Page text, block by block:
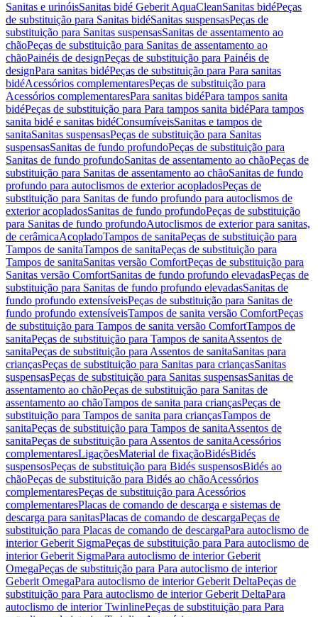
Sanitas e urinóisSanitas bidé Geberit AquaCleanSanitas bidéPeças
de substituição para Sanitas bidéSanitas suspensasPeças de
substituição para Sanitas suspensasSanitas de assentamento ao
chãoPeças de substituição para Sanitas de assentamento ao
chãoPainéis de designPeças de substituição para Painéis de
designPara sanitas bidéPeças de substituição para Para sanitas
bidéAcessórios complementaresPeças de substituição para
Acessórios complementaresPara sanitas bidéPara tampos sanita
bidéPeças de substituição para Para tampos sanita bidéPara tampos
sanita bidé e sanitas bidéConsumíveisSanitas e tampos de
sanitaSanitas suspensasPeças de substituição para Sanitas
suspensasSanitas de fundo profundoPeças de substituição para
Sanitas de fundo profundoSanitas de assentamento ao chãoPeças de
substituição para Sanitas de assentamento ao chãoSanitas de fundo
profundo para autoclismos de exterior acopladosPeças de
substituição para Sanitas de fundo profundo para autoclismos de
exterior acopladosSanitas de fundo profundoPeças de substituição
para Sanitas de fundo profundoAutoclismos de exterior para sanitas,
de cerâmicaAcopladoTampos de sanitaPeças de substituição para
Tampos de sanitaTampos de sanitaPeças de substituição para
Tampos de sanitaSanitas versão ComfortPeças de substituição para
Sanitas versão ComfortSanitas de fundo profundo elevadasPeças de
substituição para Sanitas de fundo profundo elevadasSanitas de
fundo profundo extensíveisPeças de substituição para Sanitas de
fundo profundo extensíveisTampos de sanita versão ComfortPeças
de substituição para Tampos de sanita versão ComfortTampos de
sanitaPeças de substituição para Tampos de sanitaAssentos de
sanitaPeças de substituição para Assentos de sanitaSanitas para
criançasPeças de substituição para Sanitas para criançasSanitas
suspensasPeças de substituição para Sanitas suspensasSanitas de
assentamento ao chãoPeças de substituição para Sanitas de
assentamento ao chãoTampos de sanita para criançasPeças de
substituição para Tampos de sanita para criançasTampos de
sanitaPeças de substituição para Tampos de sanitaAssentos de
sanitaPeças de substituição para Assentos de sanitaAcessórios
complementaresLigaçõesMaterial de fixaçãoBidésBidés
suspensosPeças de substituição para Bidés suspensosBidés ao
chãoPeças de substituição para Bidés ao chãoAcessórios
complementaresPeças de substituição para Acessórios
complementaresPlacas de comando de descarga e sistemas de
descarga para sanitasPlacas de comando de descargaPeças de
substituição para Placas de comando de descargaPara autoclismo de
interior Geberit SigmaPeças de substituição para Para autoclismo de
interior Geberit SigmaPara autoclismo de interior Geberit
OmegaPeças de substituição para Para autoclismo de interior
Geberit OmegaPara autoclismo de interior Geberit DeltaPeças de
substituição para Para autoclismo de interior Geberit DeltaPara
autoclismo de interior TwinlinePeças de substituição para Para